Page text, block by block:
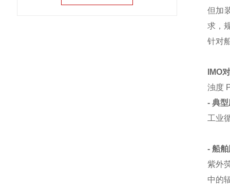
但加
求，
针对
IMO
浊度
- 典
工业
- 船
紫外
中的